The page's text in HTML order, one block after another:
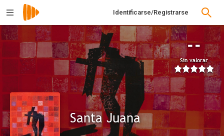
Identificarse/Registrarse
--
Sin valorar
Santa Juana